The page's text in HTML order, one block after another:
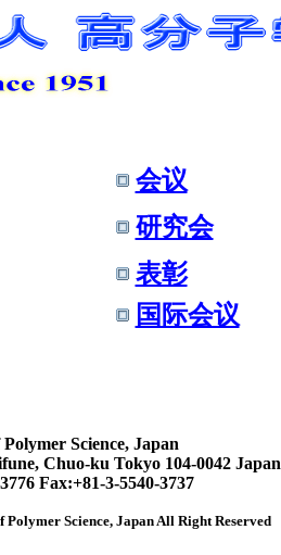
会议
研究会
表彰
国际会议
Science, Japan
Chuo-ku Tokyo 104-0042 Japan
Fax:+81-3-5540-3737
Science, Japan All Right Reserved